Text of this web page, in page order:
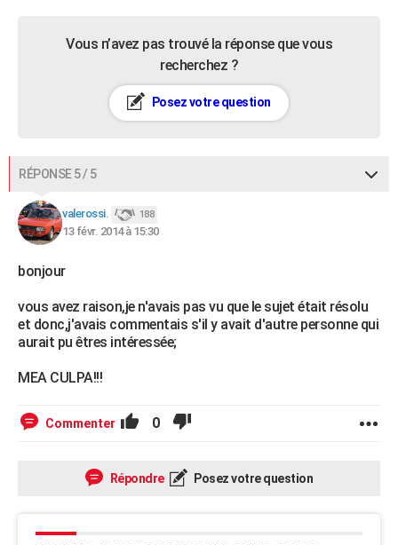
Vous n’avez pas trouvé la réponse que vous
recherchez ?
Posez votre question
RÉPONSE 5 / 5
valerossi. 188
13 févr. 2014 à 15:30
bonjour
vous avez raison,je n'avais pas vu que le sujet était résolu
et donc,j'avais commentais s'il y avait d'autre personne qui
aurait pu êtres intéressée;
MEA CULPA!!!
Commenter 0
Répondre Posez votre question